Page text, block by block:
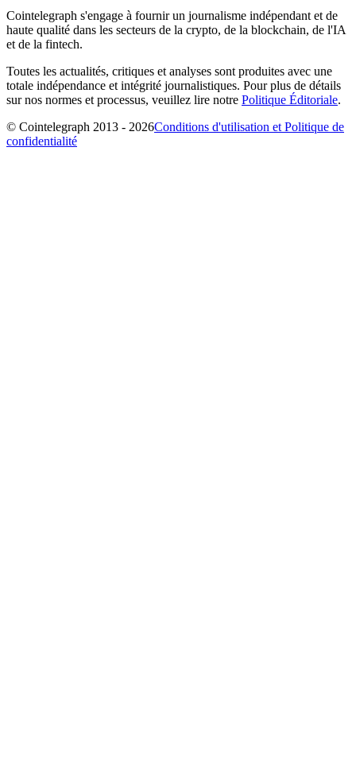
Cointelegraph s'engage à fournir un journalisme indépendant et de
haute qualité dans les secteurs de la crypto, de la blockchain, de l'IA
et de la fintech.
Toutes les actualités, critiques et analyses sont produites avec une
totale indépendance et intégrité journalistiques. Pour plus de détails
sur nos normes et processus, veuillez lire notre Politique Éditoriale.
© Cointelegraph 2013 - 2026Conditions d'utilisation et Politique de
confidentialité